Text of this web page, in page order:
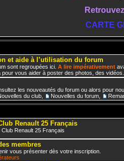
CARTE
et aide à l’utilisation du forum
sont regroupées ici. A lire impérativement
vous aider à poster des photos, des vidéos...
les nouveautés du forum ou alors pour
du club Nouvelles du forum
Renault 25 Français
Renault 25 Français
membres
vous présenter dès votre inscription.